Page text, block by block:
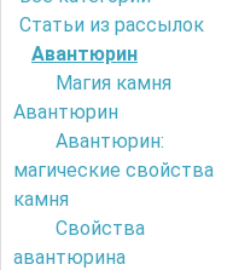
Статьи из рассылок
Авантюрин
Магия камня
Авантюрин
Авантюрин:
магические свойства
камня
Свойства
авантюрина